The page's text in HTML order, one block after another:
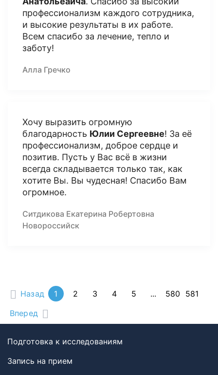
профессионализм каждого сотрудника,
и высокие результаты в их работе.
Всем спасибо за лечение, тепло и
заботу!
Алла Гречко
Хочу выразить огромную
благодарность Юлии Сергеевне! За её
профессионализм, доброе сердце и
позитив. Пусть у Вас всё в жизни
всегда складывается только так, как
хотите Вы. Вы чудесная! Спасибо Вам
огромное.
Ситдикова Екатерина Робертовна
Новороссийск
Назад 1 2 3 4 5 ... 580
581
Вперед
Подготовка к исследованиям
Запись на прием